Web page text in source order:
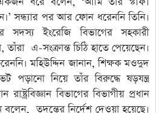
সন্ধ্যার পর আর ফোন ধরেননি তিনি।
সদস্য ইংরেজি বিভাগের সহকারী
এ-সংক্রান্ত চিঠি হাতে পেয়েছেন।
ম‌হিউদ্দিন জানান, শিক্ষক মওদুদ
পড়ানো নিয়ে তাঁর বিরুদ্ধে ষড়যন্ত্র
রাষ্ট্রবিজ্ঞান বিভাগের বিভাগীয় প্রধান
তদন্তের নির্দেশ দেওয়া হয়েছে।